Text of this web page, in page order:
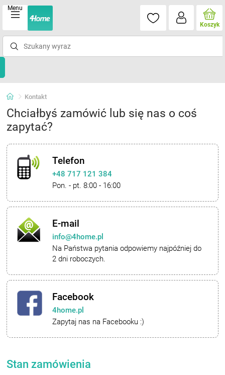
Menu
Koszyk
Kontakt
Chciałbyś zamówić lub się nas o coś
zapytać?
Telefon
+48 717 121 384
Pon. - pt. 8:00 - 16:00
E-mail
info@4home.pl
Na Państwa pytania odpowiemy najpóźniej do
2 dni roboczych.
Facebook
4home.pl
Zapytaj nas na Facebooku :)
Stan zamówienia